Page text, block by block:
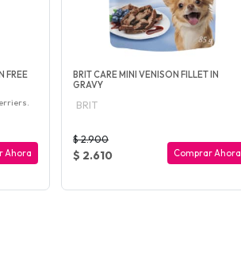
FREE
Ahora
BRIT CARE MINI VENISON FILLET IN
GRAVY
BRIT
$ 2.900
$ 2.610 Comprar Ahora